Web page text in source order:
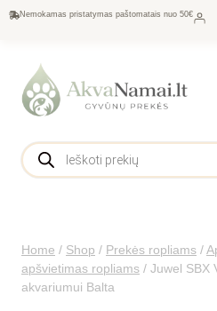
Nemokamas pristatymas paštomatais nuo 50€
Home / Shop / Prekės ropliams /
apšvietimas ropliams / Juwel SBX
akvariumui Balta